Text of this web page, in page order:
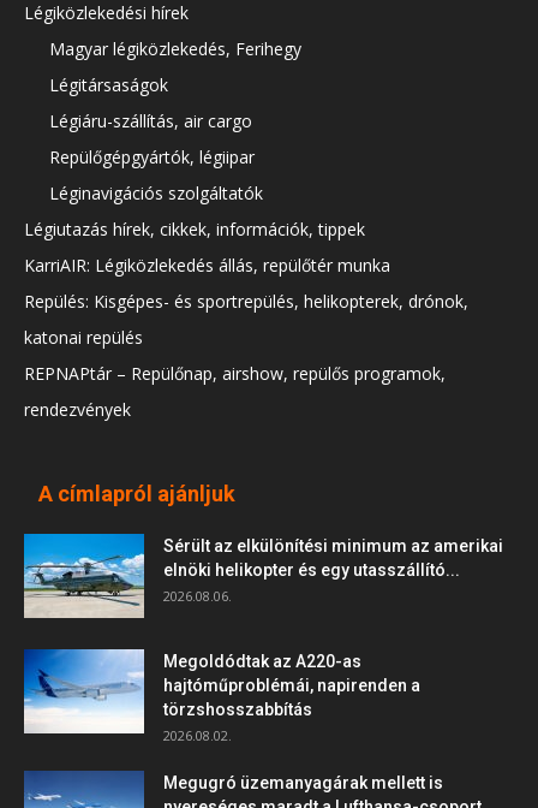
Légiközlekedési hírek
Magyar légiközlekedés, Ferihegy
Légitársaságok
Légiáru-szállítás, air cargo
Repülőgépgyártók, légiipar
Léginavigációs szolgáltatók
Légiutazás hírek, cikkek, információk, tippek
KarriAIR: Légiközlekedés állás, repülőtér munka
Repülés: Kisgépes- és sportrepülés, helikopterek, drónok,
katonai repülés
REPNAPtár – Repülőnap, airshow, repülős programok,
rendezvények
A címlapról ajánljuk
Sérült az elkülönítési minimum az amerikai
elnöki helikopter és egy utasszállító...
2026.08.06.
Megoldódtak az A220-as
hajtóműproblémái, napirenden a
törzshosszabbítás
2026.08.02.
Megugró üzemanyagárak mellett is